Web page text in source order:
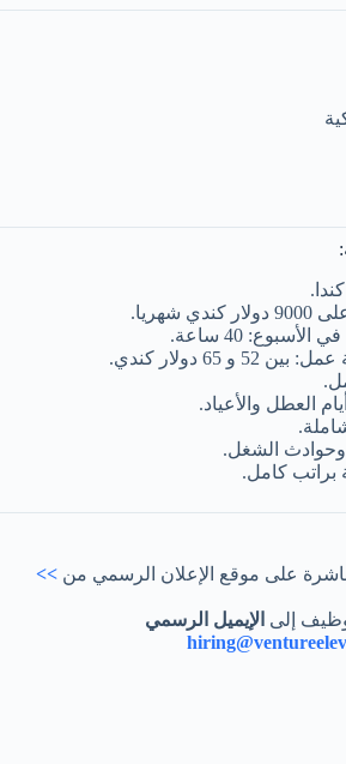
40 ساعة.
عمل: بين 52 و 65
دولار كندي.
العطل والأعياد.
وحوادث الشغل.
براتب كامل.
على موقع الإعلان الرسمي من >>
إلى الإيميل الرسمي